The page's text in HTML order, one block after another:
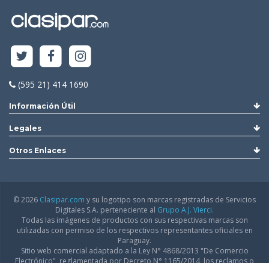
(595 21) 414 1690
Información Útil
Legales
Otros Enlaces
© 2026 Clasipar.com y su logotipo son marcas registradas de Servicios
Digitales S.A. perteneciente al Grupo A.J. Vierci.
Todas las imágenes de productos con sus respectivas marcas son
utilizadas con permiso de los respectivos representantes oficiales en
Paraguay.
Sitio web comercial adaptado a la Ley N° 4868/2013 "De Comercio
Electrónico", reglamentada por Decreto N° 1165/2014, los reclamos o